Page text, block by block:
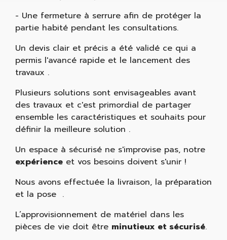
- Une fermeture à serrure afin de protéger la
partie habité pendant les consultations.
Un devis clair et précis a été validé ce qui a
permis l'avancé rapide et le lancement des
travaux .
Plusieurs solutions sont envisageables avant
des travaux et c'est primordial de partager
ensemble les caractéristiques et souhaits pour
définir la meilleure solution .
Un espace à sécurisé ne s'improvise pas, notre
expérienceet vos besoins doivent s'unir !
Nous avons effectuée la livraison, la préparation
et la pose .
L’approvisionnement de matériel dans les
pièces de vie doit être minutieux et sécurisé.